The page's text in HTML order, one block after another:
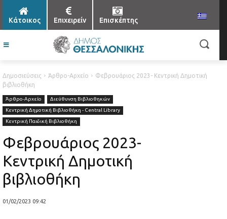
Κάτοικος Επιχειρείν Επισκέπτης
Δημοσιεύσεις Άρθρο-Αρχείο
Φεβρουάριος 2023- Κεντρική Δημοτική
βιβλιοθήκη
Άρθρο-Αρχείο
Διεύθυνση Βιβλιοθηκών
Κεντρική Δημοτική Βιβλιοθήκη - Central Library
Κεντρική Παιδική Βιβλιοθήκη
Φεβρουάριος 2023-
Κεντρική Δημοτική
βιβλιοθήκη
01/02/2023 09:42